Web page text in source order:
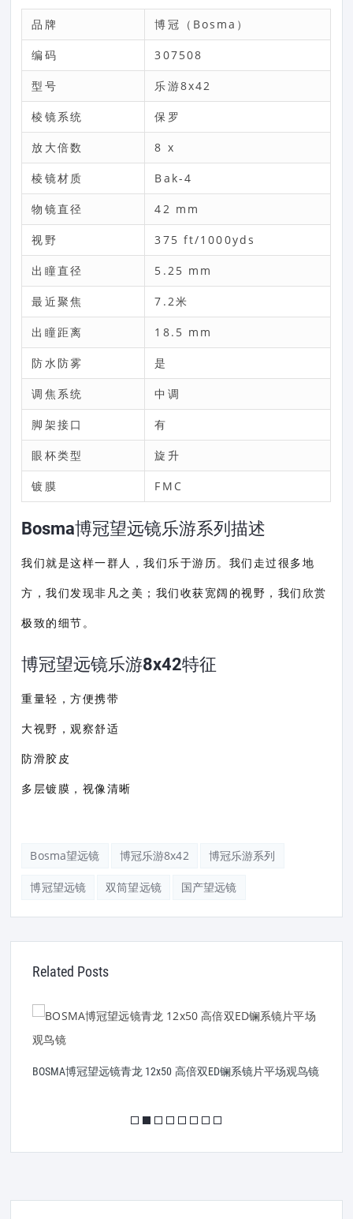
品牌 博冠（Bosma）
编码 307508
型号 乐游8x42
棱镜系统 保罗
放大倍数 8 x
棱镜材质 Bak-4
物镜直径 42 mm
视野 375 ft/1000yds
出瞳直径 5.25 mm
最近聚焦 7.2米
出瞳距离 18.5 mm
防水防雾 是
调焦系统 中调
脚架接口 有
眼杯类型 旋升
镀膜 FMC
Bosma博冠望远镜乐游系列描述
我们就是这样一群人，我们乐于游历。我们走过很多地
方，我们发现非凡之美；我们收获宽阔的视野，我们欣赏
极致的细节。
博冠望远镜乐游8x42特征
重量轻，方便携带
大视野，观察舒适
防滑胶皮
多层镀膜，视像清晰
Bosma望远镜 博冠乐游8x42 博冠乐游系列
博冠望远镜 双筒望远镜 国产望远镜
Related Posts
BOSMA博冠望远镜青龙 12x50 高倍双ED镧系镜片平场观鸟镜